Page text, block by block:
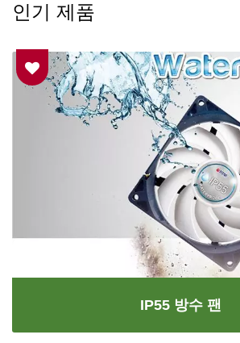
인기 제품
IP55 방수 팬